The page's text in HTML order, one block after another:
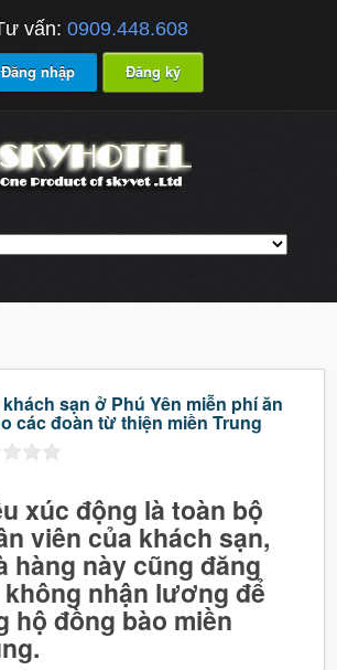
vấn: 0909.448.608
Đăng nhập Đăng ký
sạn ở Phú Yên miễn phí ăn
các đoàn từ thiện miền Trung
xúc động là toàn bộ
viên của khách sạn,
hàng này cũng đăng
nhận lương để
hộ đồng bào miền